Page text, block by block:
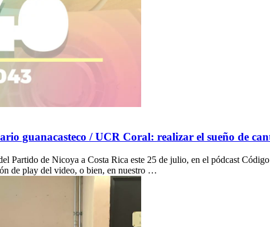
guanacasteco / UCR Coral: realizar el sueño de
Partido de Nicoya a Costa Rica este 25 de julio, en el pódcast
de play del video, o bien, en nuestro …